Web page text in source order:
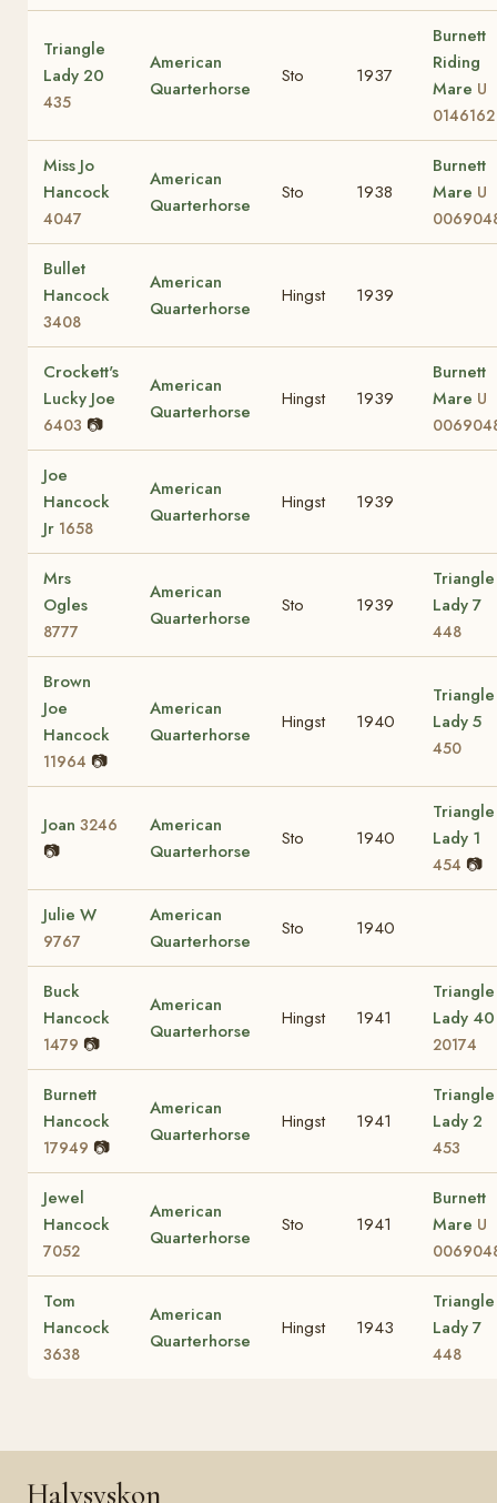
Triangle
Lady 20
435
American
Quarterhorse
Sto 1937
Burnett
Riding
Mare U
0146162
Miss Jo
Hancock
4047
American
Quarterhorse
Sto 1938
Burnett
Mare U
Bullet
Hancock
3408
American
Quarterhorse
Hingst 1939
Crockett's
Lucky Joe
6403 📷
American
Quarterhorse
Hingst 1939
Burnett
Mare U
Joe
Hancock
Jr 1658
American
Quarterhorse
Hingst 1939
Mrs
Ogles
8777
American
Quarterhorse
Sto 1939
Triangle
Lady 7
448
Brown
Joe
Hancock
11964 📷
American
Quarterhorse
Hingst 1940
Triangle
Lady 5
450
Joan 3246
📷
American
Quarterhorse
Sto 1940
Triangle
Lady 1
454 📷
Julie W
9767
American
Quarterhorse
Sto 1940
Buck
Hancock
1479 📷
American
Quarterhorse
Hingst 1941
Triangle
Lady 40
20174
Burnett
Hancock
17949 📷
American
Quarterhorse
Hingst 1941
Triangle
Lady 2
453
Jewel
Hancock
7052
American
Quarterhorse
Sto 1941
Burnett
Mare U
Tom
Hancock
3638
American
Quarterhorse
Hingst 1943
Triangle
Lady 7
448
Halvsyskon